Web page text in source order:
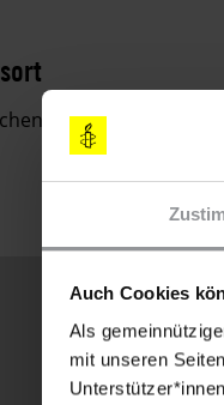
Auch Cookies
Als
mit unseren
City Center